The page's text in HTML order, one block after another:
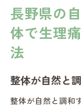
整体と
長野県
整体がも
自律神
長野県の
体で生理
法
整体が自然と
整体が自然と調和